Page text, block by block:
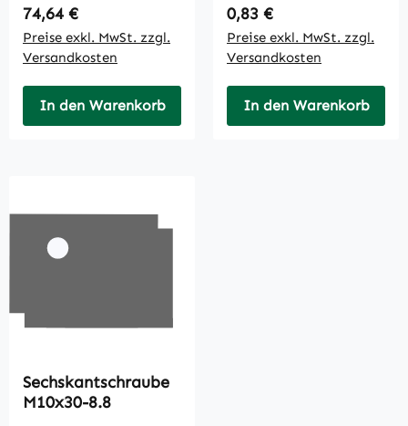
Regulärer Preis:
74,64 €
Preise exkl. MwSt. zzgl.
Versandkosten
In den Warenkorb
Regulärer Preis:
0,83 €
Preise exkl. MwSt. zzgl.
Versandkosten
In den Warenkorb
Sechskantschraube
M10x30-8.8